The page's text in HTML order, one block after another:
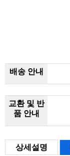
배송 안내
교환 및 반
품 안내
상세설명